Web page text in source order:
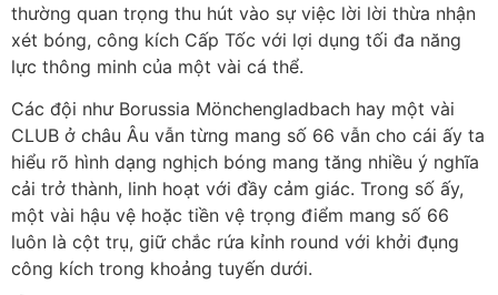
thường quan trọng thu hút vào sự việc lời lời thừa nhận
xét bóng, công kích Cấp Tốc với lợi dụng tối đa năng
lực thông minh của một vài cá thể.
Các đội như Borussia Mönchengladbach hay một vài
CLUB ở châu Âu vẫn từng mang số 66 vẫn cho cái ấy ta
hiểu rõ hình dạng nghịch bóng mang tăng nhiều ý nghĩa
cải trở thành, linh hoạt với đầy cảm giác. Trong số ấy,
một vài hậu vệ hoặc tiền vệ trọng điểm mang số 66
luôn là cột trụ, giữ chắc rứa kỉnh round với khởi đụng
công kích trong khoảng tuyến dưới.